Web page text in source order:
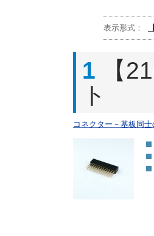
表示形式：
1
【
ト
コネクター－基板同